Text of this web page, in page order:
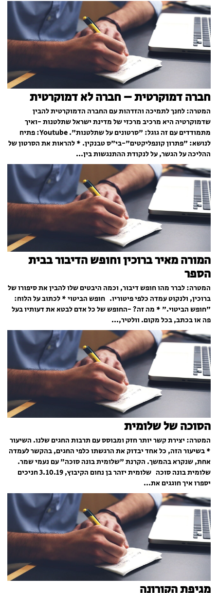
חברה דמוקרטית – חברה לא דמוקרטית
המטרה: לחנך לתמיכה והזדהות עם החברה הדמוקרטית להבין
שדמוקרטיה היא מרכיב מרכזי של מדינת ישראל שתלטנות -ואיך
מתמודדים עם זה גוגל: "סרטונים על שתלטנות". Youtube: פתיח
לנושא: "פתרון קונפליקטים"-בי"ס טבנקין. * להראות את הסרטון של
ההליכה על הגשר, על לנקודת ההתנגשות בין...
המורה מאיר ברוכין וחופש הדיבור בבית
הספר
המטרה: לברר מהו חופש דיבור, וכמה היבטים שלו להבין את סיפורו של
ברוכין, ולנקוט עמדה כלפי פיטוריו. חופש הביטוי * לכתוב על הלוח:
"חופש הביטוי." * מה זה? -החופש של כל אדם לבטא את דעותיו בעל
פה או בכתב, בכל מקום. וולטיר,...
הסוכה של שלומית
המטרה: יצירת קשר יותר חזק ומבוסס עם תרבות החגים שלנו. השיעור
* בשיעור הזה, כל אחד יבדוק את הרגשתו כלפי החגים, בהקשר לעמדה
אחת, שנקרא בהמשך. הקרנת "שלומית בונה סוכה" עם נעמי שמר.
שלומית בונה סוכה שלומית יזהר בן נחום הקיבוץ, 3.10.19 חניכים
יספרו איך חוגגים את...
מגיפת הקורונה